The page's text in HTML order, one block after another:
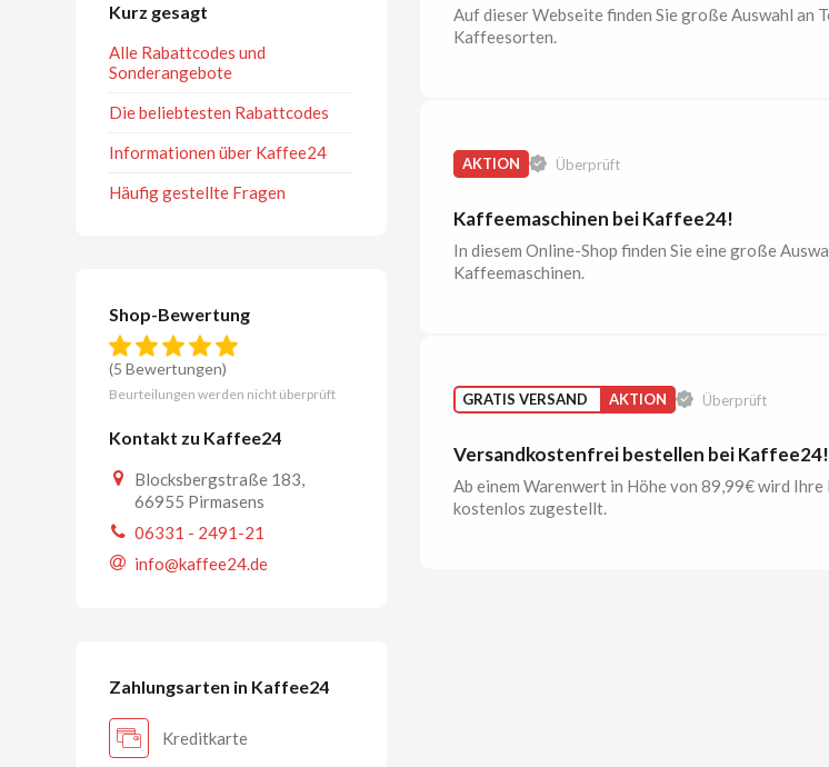
Kurz gesagt
Alle Rabattcodes und
Sonderangebote
Die beliebtesten Rabattcodes
Informationen über Kaffee24
Häufig gestellte Fragen
Shop-Bewertung
(5 Bewertungen)
Beurteilungen werden nicht überprüft
Kontakt zu Kaffee24
Blocksbergstraße 183,
66955 Pirmasens
06331 - 2491-21
info@kaffee24.de
Zahlungsarten in Kaffee24
Kreditkarte
Auf dieser Webseite finden Sie große Auswahl an
Kaffeesorten.
AKTION Überprüft
Kaffeemaschinen bei Kaffee24!
In diesem Online-Shop finden Sie eine große
Kaffeemaschinen.
GRATIS VERSAND AKTION Überprüft
Versandkostenfrei bestellen bei Kaffee24!
Ab einem Warenwert in Höhe von 89,99€ wird
kostenlos zugestellt.